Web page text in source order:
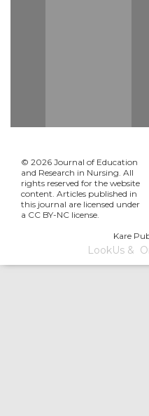
© 2026 Journal of Education
and Research in Nursing. All
rights reserved for the website
content. Articles published in
this journal are licensed under
a CC BY-NC license.
Kare
LookUs&